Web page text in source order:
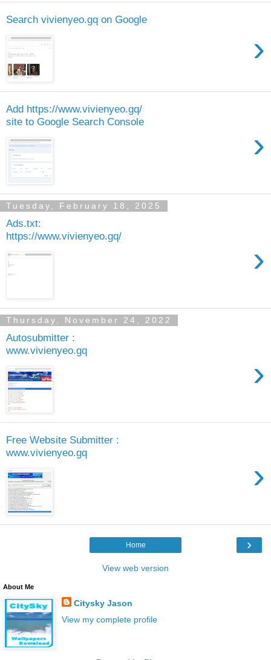
Search vivienyeo.gq on Google
›
Add https://www.vivienyeo.gq/
site to Google Search Console
›
Tuesday, February 18, 2025
Ads.txt:
https://www.vivienyeo.gq/
›
Thursday, November 24, 2022
Autosubmitter :
www.vivienyeo.gq
›
Free Website Submitter :
www.vivienyeo.gq
›
›
Home
View web version
About Me
Citysky Jason
View my complete profile